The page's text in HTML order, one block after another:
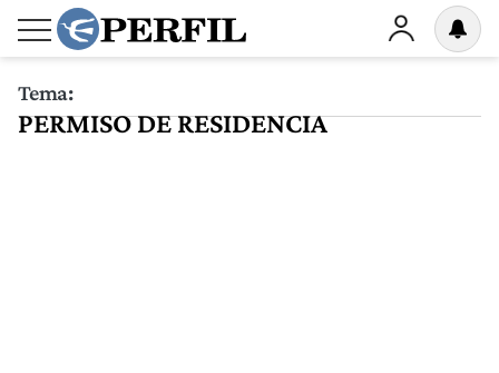
Tema:
PERMISO DE RESIDENCIA